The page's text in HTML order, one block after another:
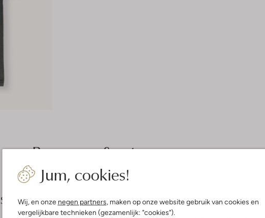
Jum, cookies!
Wij, en onze negen partners, maken op onze website gebruik van cookies en
vergelijkbare technieken (gezamenlijk: "cookies").
Bezorgen & retourneren
Samenstelling & Pasvorm Omschrijving